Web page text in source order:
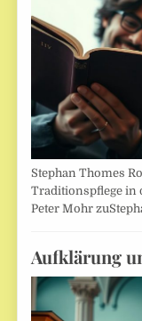
Stephan Thomes
Traditionspflege in
Peter Mohr
Aufklärung